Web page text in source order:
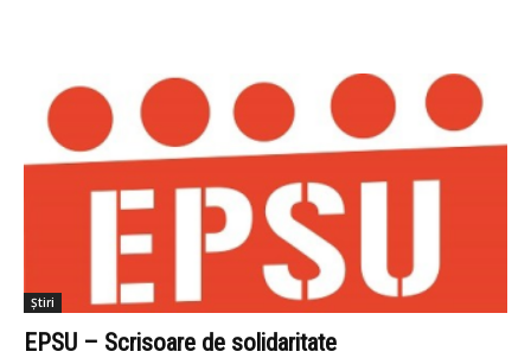
Știri
EPSU – Scrisoare de solidaritate